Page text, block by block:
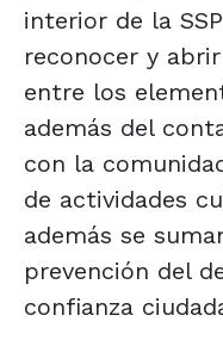
interior de la
reconocer y
entre los
además del
con la
de actividades
además se
prevención del
confianza